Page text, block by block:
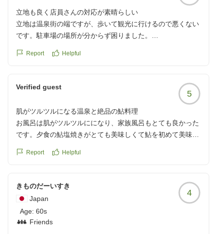
立地も良く店員さんの対応が素晴らしい
立地は温泉街の端ですが、歩いて観光に行けるので悪くない
です。駐車場の場所が分からず困りました。
お風呂のお湯の温度が高めで、源泉掛け流しだからかな?っ
クチコミの詳細はこちらから
https://review.travel.rakuten.co.jp/hotel/voice/13987?
reviewId=33123478167563
Report Helpful
Verified guest
5
肌がツルツルになる温泉と絶品の鮎料理
お風呂は肌がツルツルにになり、家族風呂もとても良かった
です。夕食の鮎塩焼きがとても美味しくて鮎を初めて美味し
おすすめの下呂のトマトジュースは普通のトマトジュースと
https://review.travel.rakuten.co.jp/hotel/voice/13987?
reviewId=33123477995065
Report Helpful
きものだーいすき
Japan
Age: 60s
Friends
4